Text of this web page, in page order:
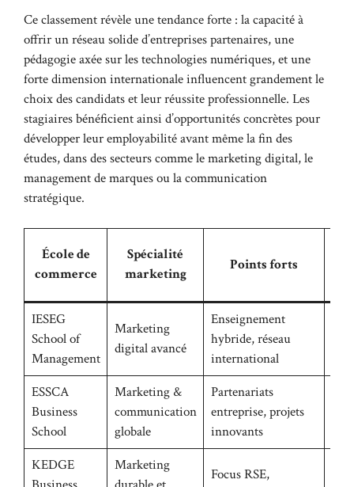
Ce classement révèle une tendance forte : la capacité à
offrir un réseau solide d’entreprises partenaires, une
pédagogie axée sur les technologies numériques, et une
forte dimension internationale influencent grandement le
choix des candidats et leur réussite professionnelle. Les
stagiaires bénéficient ainsi d’opportunités concrètes pour
développer leur employabilité avant même la fin des
études, dans des secteurs comme le marketing digital, le
management de marques ou la communication
stratégique.
École de
commerce
Spécialité
marketing
Points forts
IESEG
School of
Management
Marketing
digital avancé
Enseignement
hybride, réseau
international
ESSCA
Business
School
Marketing &
communication
globale
Partenariats
entreprise, projets
innovants
KEDGE
Marketing
Focus RSE,